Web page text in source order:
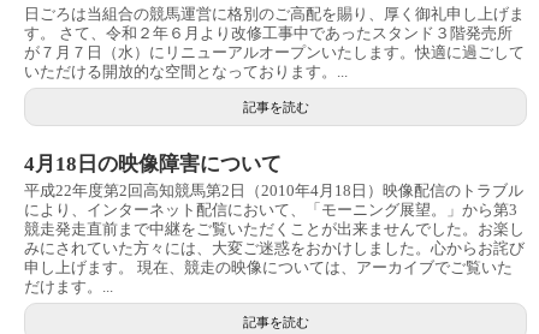
日ごろは当組合の競馬運営に格別のご高配を賜り、厚く御礼申し上げま
す。 さて、令和２年６月より改修工事中であったスタンド３階発売所
が７月７日（水）にリニューアルオープンいたします。快適に過ごして
いただける開放的な空間となっております。...
記事を読む
4月18日の映像障害について
平成22年度第2回高知競馬第2日（2010年4月18日）映像配信のトラブル
により、インターネット配信において、「モーニング展望。」から第3
競走発走直前まで中継をご覧いただくことが出来ませんでした。お楽し
みにされていた方々には、大変ご迷惑をおかけしました。心からお詫び
申し上げます。 現在、競走の映像については、アーカイブでご覧いた
だけます。...
記事を読む